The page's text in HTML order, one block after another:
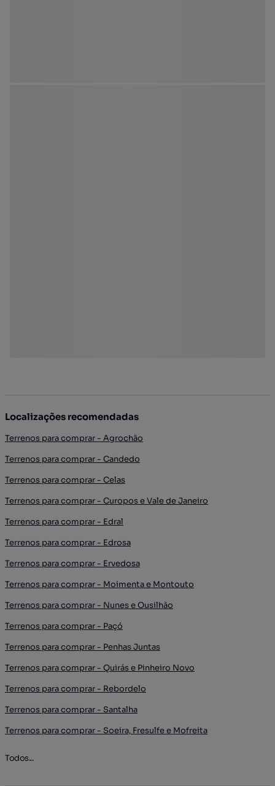
Localizações recomendadas
Terrenos para comprar - Agrochão
Terrenos para comprar - Candedo
Terrenos para comprar - Celas
Terrenos para comprar - Curopos e Vale de Janeiro
Terrenos para comprar - Edral
Terrenos para comprar - Edrosa
Terrenos para comprar - Ervedosa
Terrenos para comprar - Moimenta e Montouto
Terrenos para comprar - Nunes e Ousilhão
Terrenos para comprar - Paçó
Terrenos para comprar - Penhas Juntas
Terrenos para comprar - Quirás e Pinheiro Novo
Terrenos para comprar - Rebordelo
Terrenos para comprar - Santalha
Terrenos para comprar - Soeira, Fresulfe e Mofreita
Todos...